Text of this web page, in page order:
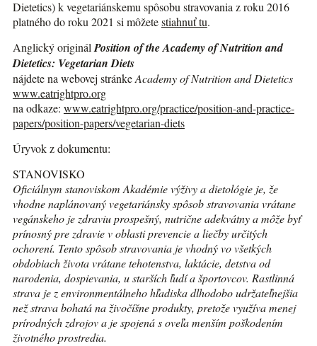
Dietetics) k vegetariánskemu spôsobu stravovania z roku 2016
platného do roku 2021 si môžetestiahnuť tu.
Anglický originálPosition of the Academy of Nutrition and
Dietetics: Vegetarian Diets
nájdete na webovej stránkeAcademy of Nutrition and Dietetics
www.eatrightpro.org
na odkaze: www.eatrightpro.org/practice/position-and-practice-
papers/position-papers/vegetarian-diets
Úryvok z dokumentu:
STANOVISKO
Oficiálnym stanoviskom Akadémie výživy a dietológie je, že
vhodne naplánovaný vegetariánsky spôsob stravovania vrátane
vegánskeho je zdraviu prospešný, nutrične adekvátny a môže byť
prínosný pre zdravie v oblasti prevencie a liečby určitých
ochorení. Tento spôsob stravovania je vhodný vo všetkých
obdobiach života vrátane tehotenstva, laktácie, detstva od
narodenia, dospievania, u starších ľudí a športovcov. Rastlinná
strava je z environmentálneho hľadiska dlhodobo udržateľnejšia
než strava bohatá na živočíšne produkty, pretože využíva menej
prírodných zdrojov a je spojená s oveľa menším poškodením
životného prostredia.